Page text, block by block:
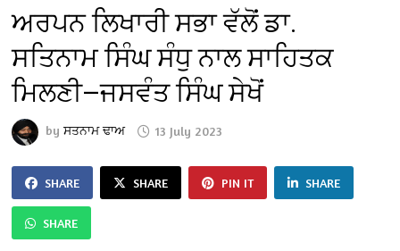
ਅਰਪਨ ਲਿਖਾਰੀ ਸਭਾ ਵੱਲੋਂ ਡਾ.
ਸਤਿਨਾਮ ਸਿੰਘ ਸੰਧੁ ਨਾਲ ਸਾਹਿਤਕ
ਮਿਲਣੀ—ਜਸਵੰਤ ਸਿੰਘ ਸੇਖੋਂ
byਸਤਨਾਮ ਢਾਅ 13 July 2023
SHARE SHARE PIN IT SHARE
SHARE